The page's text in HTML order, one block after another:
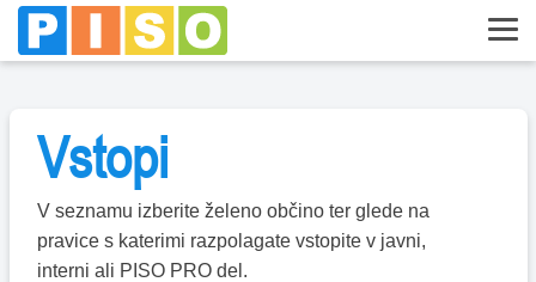
Vstopi
V seznamu izberite želeno občino ter glede na
pravice s katerimi razpolagate vstopite v javni,
interni ali PISO PRO del.
MISLINJA
MOKRONOG-TREBELNO
MORAVSKE TOPLICE
MOZIRJE
MUTA